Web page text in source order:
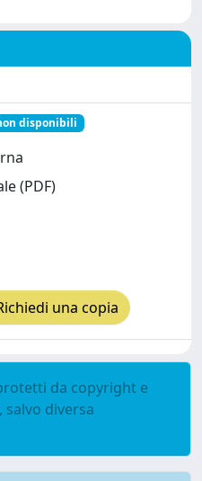
disponibili
(PDF)
una copia
da copyright e
diversa